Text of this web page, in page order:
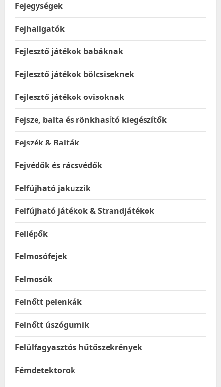
Fejegységek
Fejhallgatók
Fejlesztő játékok babáknak
Fejlesztő játékok bölcsiseknek
Fejlesztő játékok ovisoknak
Fejsze, balta és rönkhasító kiegészítők
Fejszék & Balták
Fejvédők és rácsvédők
Felfújható jakuzzik
Felfújható játékok & Strandjátékok
Fellépők
Felmosófejek
Felmosók
Felnőtt pelenkák
Felnőtt úszógumik
Felülfagyasztós hűtőszekrények
Fémdetektorok